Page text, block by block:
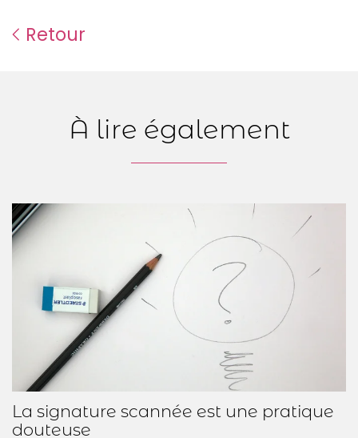
Retour
À lire également
La signature scannée est une pratique
douteuse